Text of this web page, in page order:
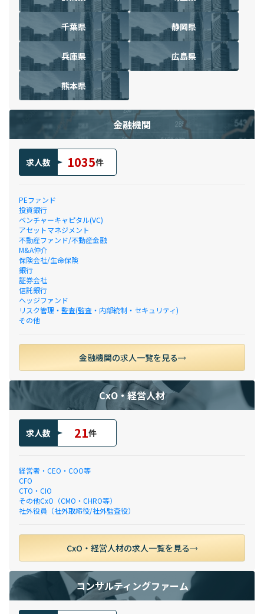
千葉県 静岡県
兵庫県 広島県
熊本県
金融機関
求人数 1035件
PEファンド
投資銀行
ベンチャーキャピタル(VC)
アセットマネジメント
不動産ファンド/不動産金融
M&A仲介
保険会社/生命保険
銀行
証券会社
信託銀行
ヘッジファンド
リスク管理・監査(監査・内部統制・セキュリティ)
その他
金融機関の求人一覧を見る
CxO・経営人材
求人数 21件
経営者・CEO・COO等
CFO
CTO・CIO
その他CxO（CMO・CHRO等）
社外役員（社外取締役/社外監査役）
CxO・経営人材の求人一覧を見る
コンサルティングファーム